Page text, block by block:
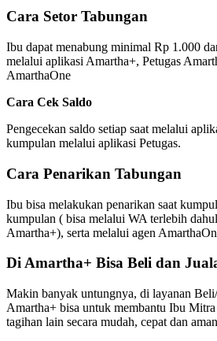
Cara Setor Tabungan
Ibu dapat menabung minimal Rp 1.000
melalui aplikasi Amartha+, Petugas
AmarthaOne
Cara Cek Saldo
Pengecekan saldo setiap saat melalui
kumpulan melalui aplikasi Petugas.
Cara Penarikan Tabungan
Ibu bisa melakukan penarikan saat
kumpulan ( bisa melalui WA terlebih
Amartha+), serta melalui agen
Di Amartha+ Bisa Beli dan
Makin banyak untungnya, di layanan
Amartha+ bisa untuk membantu Ibu
tagihan lain secara mudah, cepat dan